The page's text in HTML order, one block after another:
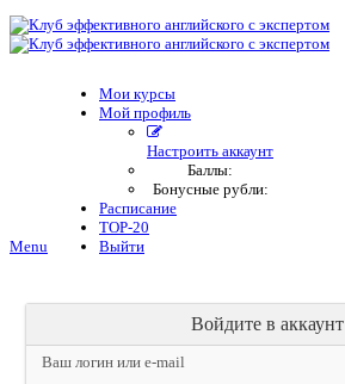
Menu
Мои курсы
Мой профиль
Настроить аккаунт
Баллы:
Бонусные рубли:
Расписание
TOP-20
Выйти
Войдите в аккаунт
Ваш логин или e-mail